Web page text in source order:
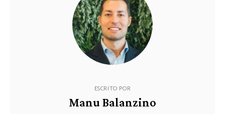
ESCRITO POR
Manu Balanzino